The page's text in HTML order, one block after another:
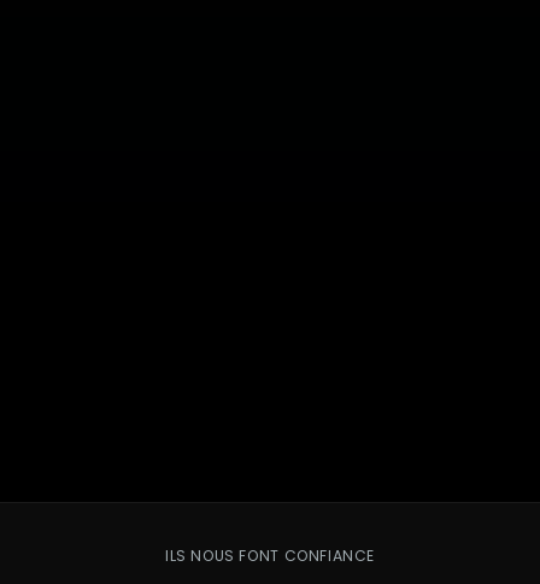
ILS NOUS FONT CONFIANCE